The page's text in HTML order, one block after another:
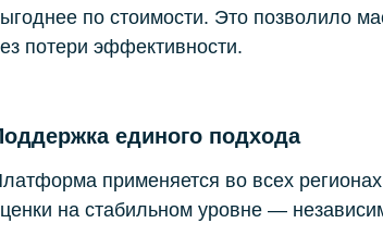
по стоимости. Это позволило
потери эффективности.
единого подхода
применяется во всех
на стабильном уровне —